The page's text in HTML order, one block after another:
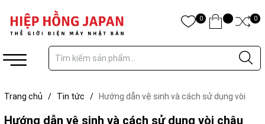
0 0
Trang chủ / Tin tức /
Hướng dẫn vệ sinh và cách sử dụng vòi
Hướng dẫn vệ sinh và cách sử dụng vòi chậu